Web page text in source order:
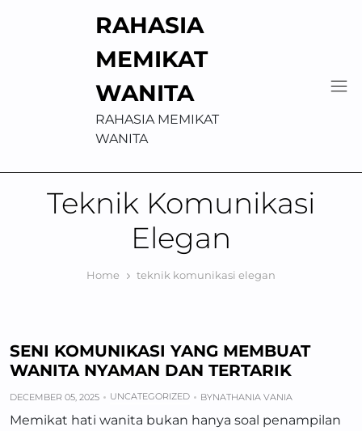
RAHASIA
MEMIKAT
WANITA
RAHASIA MEMIKAT
WANITA
Teknik Komunikasi
Elegan
Home teknik komunikasi elegan
SENI KOMUNIKASI YANG MEMBUAT
WANITA NYAMAN DAN TERTARIK
DECEMBER 05, 2025 UNCATEGORIZED BYNATHANIA VANIA
Memikat hati wanita bukan hanya soal penampilan